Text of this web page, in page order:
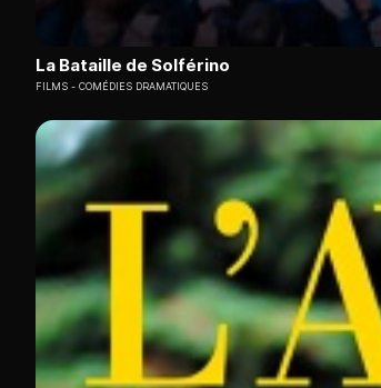
La Bataille de Solférino
FILMS COMÉDIES DRAMATIQUES